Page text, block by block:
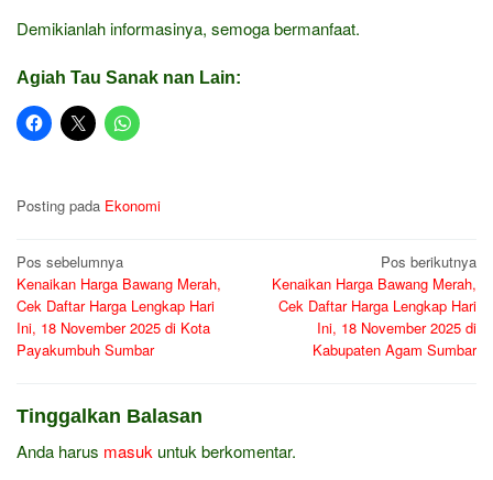
Demikianlah informasinya, semoga bermanfaat.
Agiah Tau Sanak nan Lain:
Posting pada Ekonomi
Navigasi
pos
Pos sebelumnya
Kenaikan Harga Bawang Merah,
Cek Daftar Harga Lengkap Hari
Ini, 18 November 2025 di Kota
Payakumbuh Sumbar
Pos berikutnya
Kenaikan Harga Bawang Merah,
Cek Daftar Harga Lengkap Hari
Ini, 18 November 2025 di
Kabupaten Agam Sumbar
Tinggalkan Balasan
Anda harus masuk untuk berkomentar.